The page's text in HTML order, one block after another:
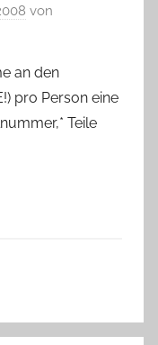
von
an den
pro Person eine
Teile